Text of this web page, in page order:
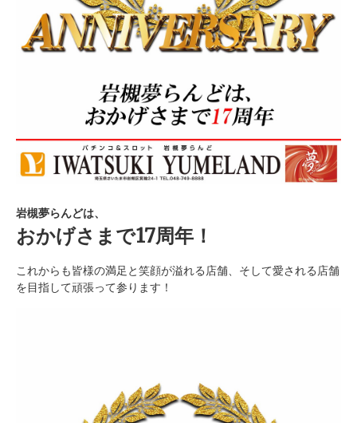
岩槻夢らんどは、
おかげさまで17周年！
これからも皆様の満足と笑顔が溢れる店舗、そして愛される店舗
を目指して頑張って参ります！